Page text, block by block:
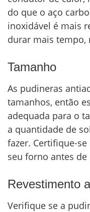
do que o aço
inoxidável é mais
durar mais tempo,
Tamanho
As pudineras
tamanhos, então
adequada para o
a quantidade de
fazer. Certifique-
seu forno antes
Revestimento
Verifique se a